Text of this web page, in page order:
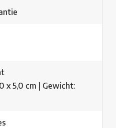
x 5,0 cm | Gewicht: